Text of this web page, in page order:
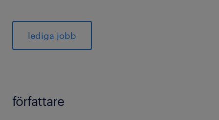
lediga jobb
författare